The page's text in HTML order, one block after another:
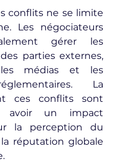
conflits ne se limite
Les négociateurs
gérer les
parties externes,
médias et les
La
ces conflits sont
avoir un impact
la perception du
réputation globale